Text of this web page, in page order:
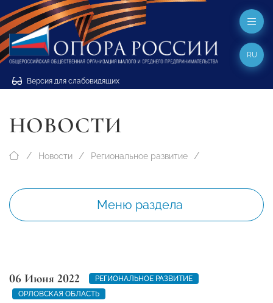
Версия для слабовидящих
RU
НОВОСТИ
Новости Региональное развитие
Меню раздела
06 Июня 2022
РЕГИОНАЛЬНОЕ РАЗВИТИЕ
ОРЛОВСКАЯ ОБЛАСТЬ